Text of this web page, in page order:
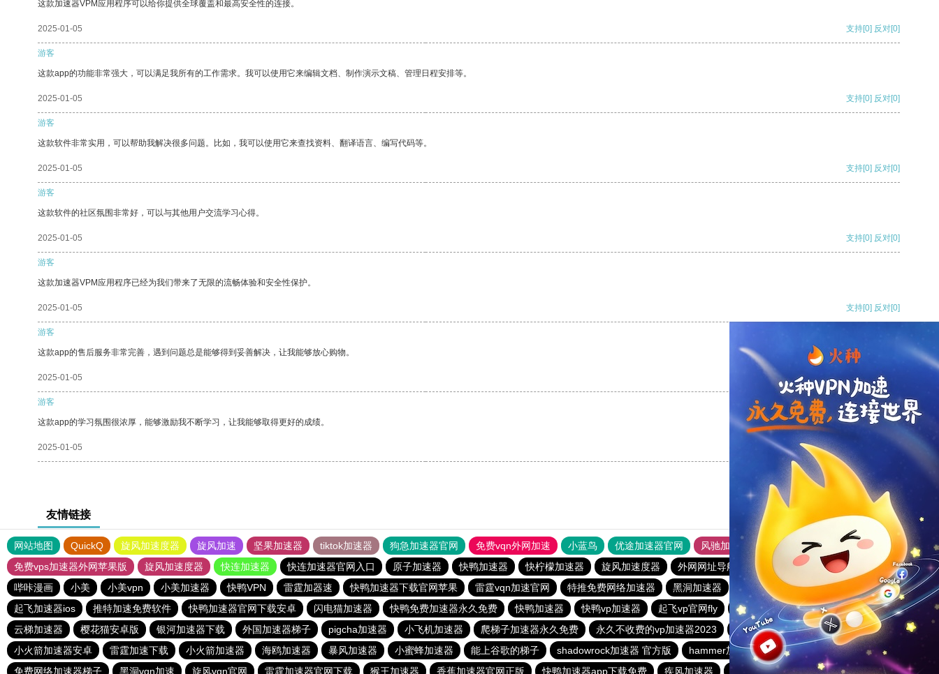
这款加速器VPM应用程序可以给你提供全球覆盖和最高安全性的连接。
2025-01-05 支持[0] 反对[0]
游客
这款app的功能非常强大，可以满足我所有的工作需求。我可以使用它来编辑文档、制作演示文稿、管理日程安排等。
2025-01-05 支持[0] 反对[0]
游客
这款软件非常实用，可以帮助我解决很多问题。比如，我可以使用它来查找资料、翻译语言、编写代码等。
2025-01-05 支持[0] 反对[0]
游客
这款软件的社区氛围非常好，可以与其他用户交流学习心得。
2025-01-05 支持[0] 反对[0]
游客
这款加速器VPM应用程序已经为我们带来了无限的流畅体验和安全性保护。
2025-01-05 支持[0] 反对[0]
游客
这款app的售后服务非常完善，遇到问题总是能够得到妥善解决，让我能够放心购物。
2025-01-05 支持 反对
游客
这款app的学习氛围很浓厚，能够激励我不断学习，让我能够取得更好的成绩。
2025-01-05 [0]
友情链接
网站地图 QuickQ 旋风加速度器 旋风加速 坚果加速器 tiktok加速器 狗急加速器官网 免费vqn外网加速 小蓝鸟 优途加速器官网 风驰加速器
旋风加速器
免费vps加速器外网苹果版
旋风加速度器 快连加速器 快连加速器官网入口 原子加速器 快鸭加速器 快柠檬加速器 旋风加速度器 外网网址导航 软件中心 雷霆加速
狂飙加速器
哔咔漫画
小美 小美vpn 小美加速器 快鸭VPN 雷霆加器速 快鸭加速器下载官网苹果 雷霆vqn加速官网 特推免费网络加速器 黑洞加速器
快鸭加速器app下载免费
起飞加速器ios
推特加速免费软件 快鸭加速器官网下载安卓 闪电猫加速器 快鸭免费加速器永久免费 快鸭加速器 快鸭vp加速器 起飞vp官网fly 佛跳墙vp官方下载2024
lets快连
云梯加速器
樱花猫安卓版 银河加速器下载 外国加速器梯子 pigcha加速器 小飞机加速器 爬梯子加速器永久免费 永久不收费的vp加速器2023 雷霆加速版ins
快鸭官网
小火箭加速器安卓
雷霆加速下载 小火箭加速器 海鸥加速器 暴风加速器 小蜜蜂加速器 能上谷歌的梯子 shadowrock加速器 官方版 hammer加速器 多快加速器
起飞加速器最新版
免费网络加速器梯子
黑洞vqn加速 旋风vqn官网 雷霆加速器官网下载 猴王加速器 香蕉加速器官网正版 快鸭加速器app下载免费 疾风加速器 steam加速器 快客加速器